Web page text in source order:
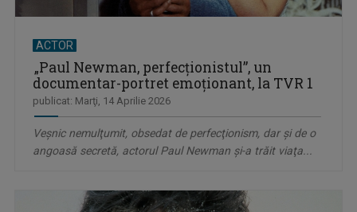
ACTOR
„Paul Newman, perfecţionistul”, un
documentar-portret emoţionant, la TVR 1
publicat: Marţi, 14 Aprilie 2026
Veşnic nemulţumit, obsedat de perfecţionism, dar şi de o
angoasă secretă, actorul Paul Newman şi-a trăit viaţa...